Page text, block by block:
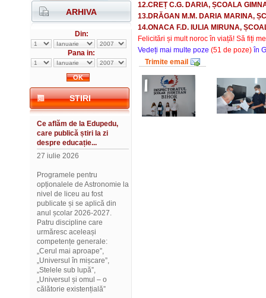
ARHIVA
Din:
Pana in:
STIRI
Ce aflăm de la Edupedu,
care publică știri la zi
despre educație...
27 iulie 2026
Programele pentru
opționalele de Astronomie la
nivel de liceu au fost
publicate și se aplică din
anul școlar 2026-2027.
Patru discipline care
urmăresc aceleași
competențe generale:
„Cerul mai aproape”,
„Universul în mișcare”,
„Stelele sub lupă”,
„Universul și omul – o
călătorie existențială”
12.CREȚ C.G. DARIA, ȘCOALA
13.DRĂGAN M.M. DARIA MARINA,
14.ONACA F.D. IULIA MIRUNA,
Felicitări și mult noroc în viață! Să fiți
Vedeți mai multe poze (51 de poze) în
Trimite email